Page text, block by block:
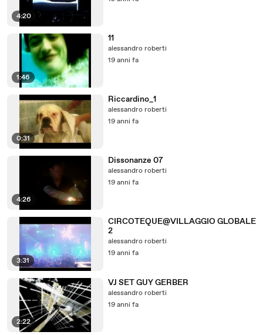
4:20
1:46
11
alessandro roberti
19 anni fa
0:31
Riccardino_1
alessandro roberti
19 anni fa
4:26
Dissonanze 07
alessandro roberti
19 anni fa
3:31
CIRCOTEQUE@VILLAGGIO GLOBALE
2
alessandro roberti
19 anni fa
2:22
VJ SET GUY GERBER
alessandro roberti
19 anni fa